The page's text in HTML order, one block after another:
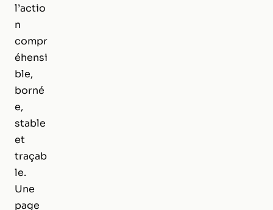
l’actio
n
compr
éhensi
ble,
borné
e,
stable
et
traçab
le.
Une
page